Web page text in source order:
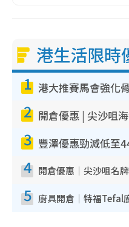
港生活限時
1
2
3
4
5